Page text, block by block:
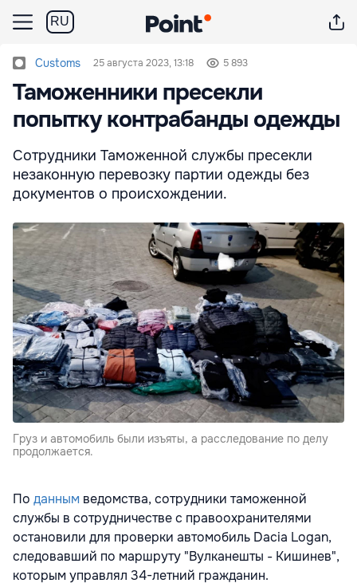
RU
Customs 25 августа 2023, 13:18 5 893
Таможенники пресекли
попытку контрабанды одежды
Сотрудники Таможенной службы пресекли
незаконную перевозку партии одежды без
документов о происхождении.
Груз и автомобиль были изъяты, а расследование по делу
продолжается.
По данным ведомства, сотрудники таможенной
службы в сотрудничестве с правоохранителями
остановили для проверки автомобиль Dacia Logan,
следовавший по маршруту "Вулканешты - Кишинев",
которым управлял 34-летний гражданин.